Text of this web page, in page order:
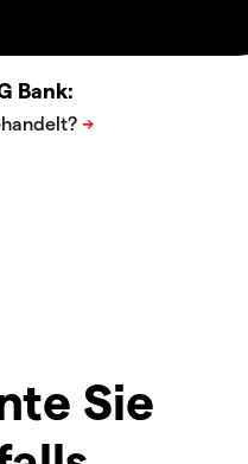
Bank:
Sie